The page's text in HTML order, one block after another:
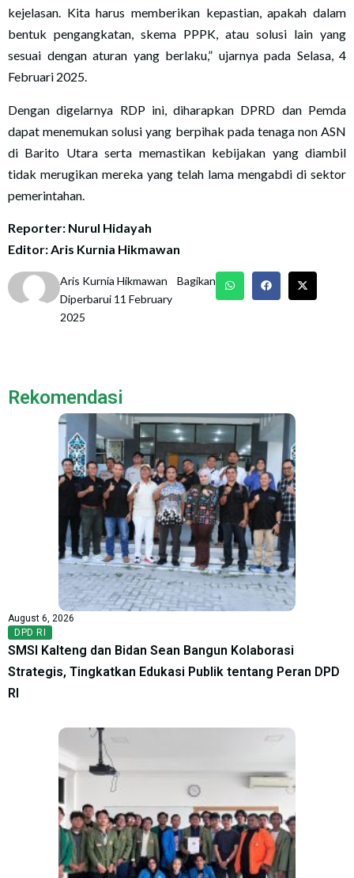
kejelasan. Kita harus memberikan kepastian, apakah dalam
bentuk pengangkatan, skema PPPK, atau solusi lain yang
sesuai dengan aturan yang berlaku,” ujarnya pada Selasa, 4
Februari 2025.
Dengan digelarnya RDP ini, diharapkan DPRD dan Pemda
dapat menemukan solusi yang berpihak pada tenaga non ASN
di Barito Utara serta memastikan kebijakan yang diambil
tidak merugikan mereka yang telah lama mengabdi di sektor
pemerintahan.
Reporter: Nurul Hidayah
Editor: Aris Kurnia Hikmawan
Aris Kurnia Hikmawan
Diperbarui 11 February
2025
Bagikan
Rekomendasi
August 6, 2026
DPD RI
SMSI Kalteng dan Bidan Sean Bangun Kolaborasi
Strategis, Tingkatkan Edukasi Publik tentang Peran DPD
RI